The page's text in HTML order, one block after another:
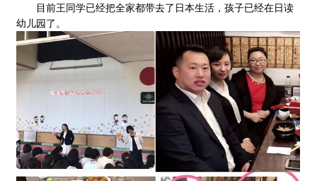
目前王同学已经把全家都带去了日本生活，孩子已经在日读
幼儿园了。